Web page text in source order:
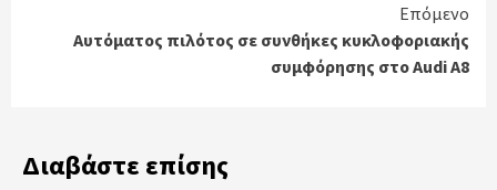
Επόμενο
Αυτόματος πιλότος σε συνθήκες κυκλοφοριακής
συμφόρησης στο Audi A8
Διαβάστε επίσης